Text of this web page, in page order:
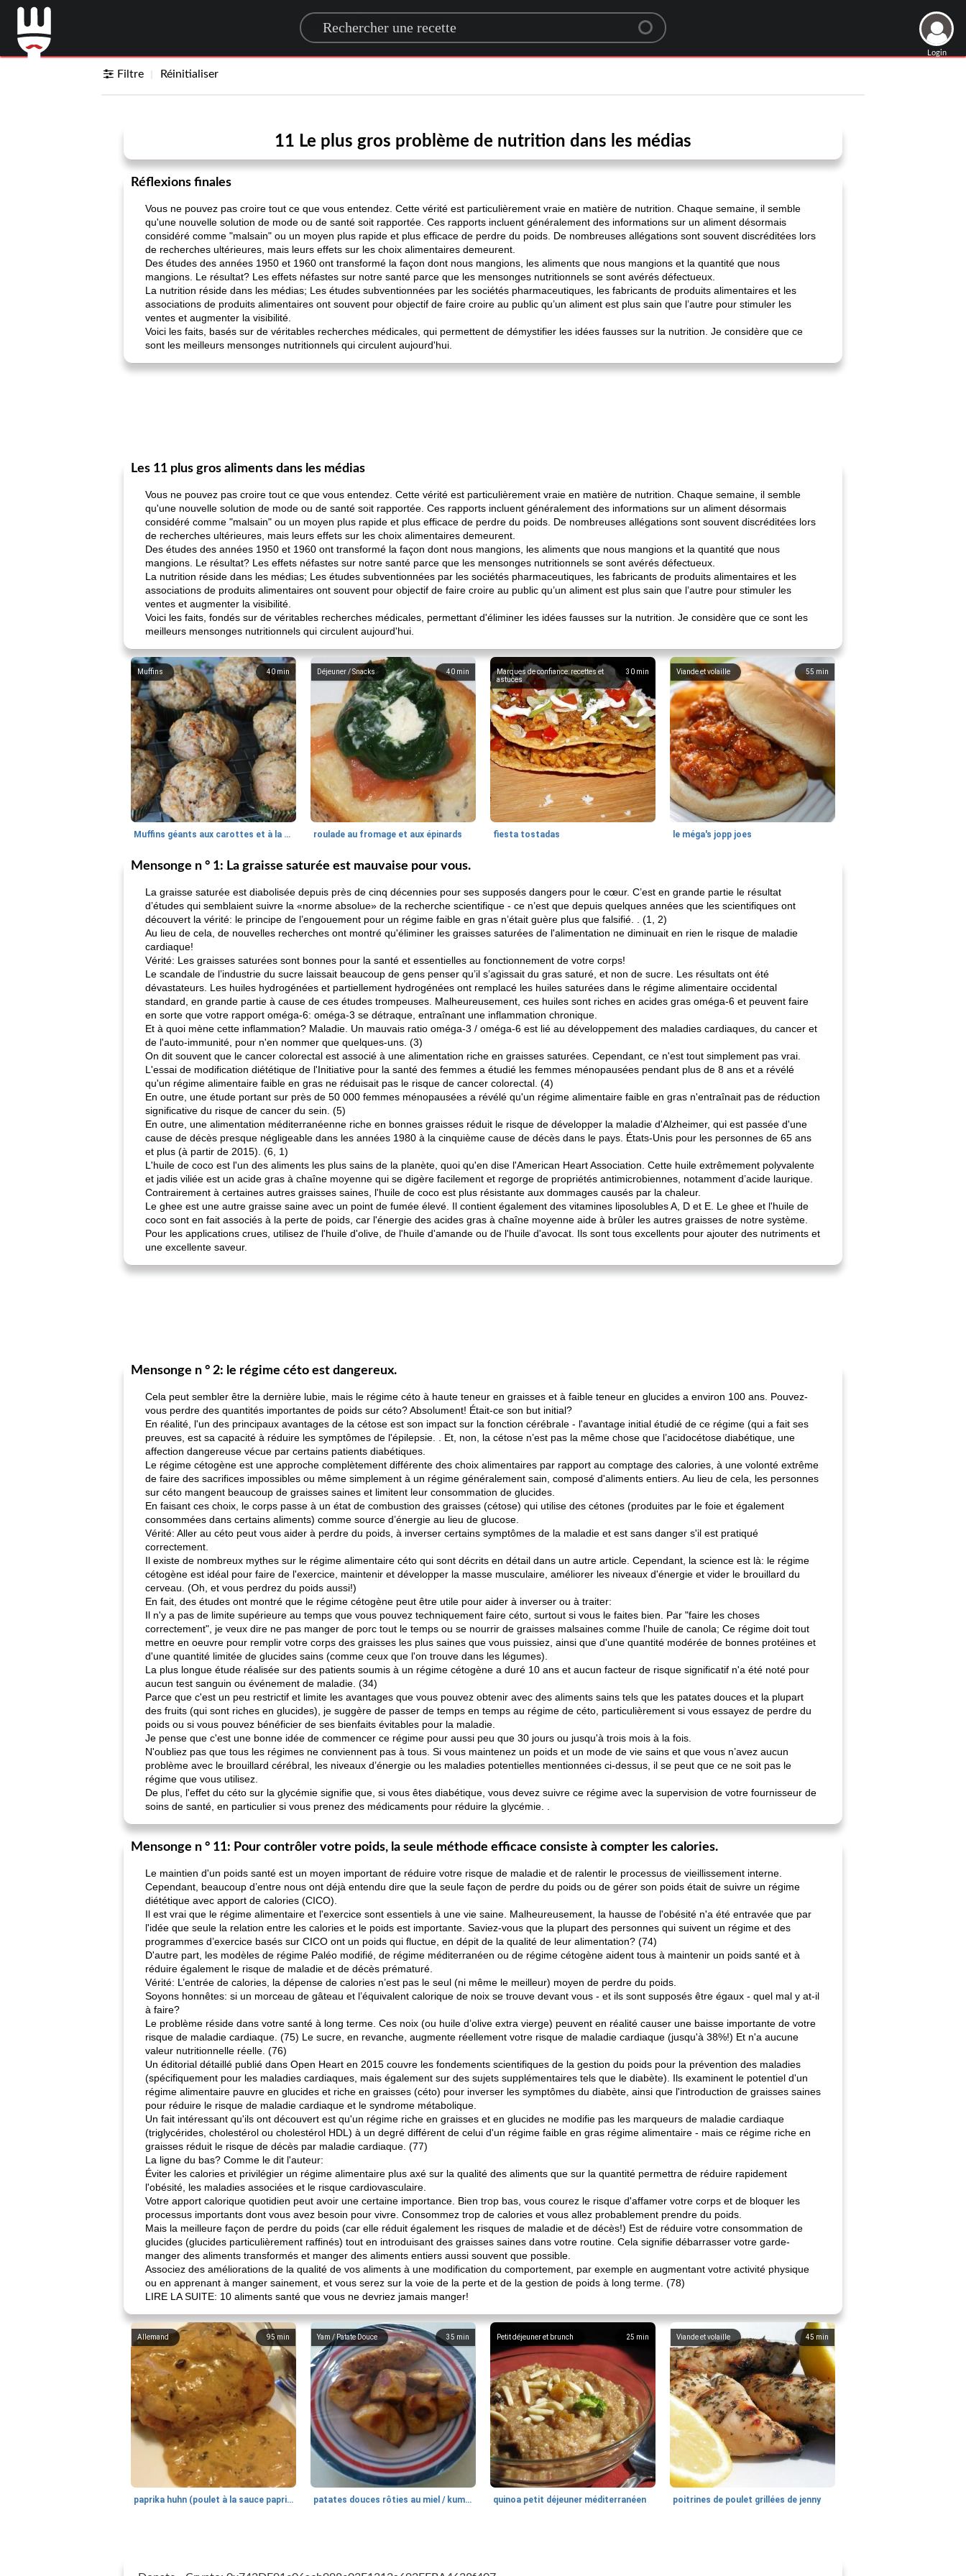
Search for a recipe
Login
Filtre Réinitialiser
11 Le plus gros problème de nutrition dans les médias
Réflexions finales
Vous ne pouvez pas croire tout ce que vous entendez. Cette vérité est particulièrement vraie en matière de nutrition. Chaque semaine, il semble
qu'une nouvelle solution de mode ou de santé soit rapportée. Ces rapports incluent généralement des informations sur un aliment désormais
considéré comme "malsain" ou un moyen plus rapide et plus efficace de perdre du poids. De nombreuses allégations sont souvent discréditées lors
de recherches ultérieures, mais leurs effets sur les choix alimentaires demeurent.
Des études des années 1950 et 1960 ont transformé la façon dont nous mangions, les aliments que nous mangions et la quantité que nous
mangions. Le résultat? Les effets néfastes sur notre santé parce que les mensonges nutritionnels se sont avérés défectueux.
La nutrition réside dans les médias; Les études subventionnées par les sociétés pharmaceutiques, les fabricants de produits alimentaires et les
associations de produits alimentaires ont souvent pour objectif de faire croire au public qu’un aliment est plus sain que l’autre pour stimuler les
ventes et augmenter la visibilité.
Voici les faits, basés sur de véritables recherches médicales, qui permettent de démystifier les idées fausses sur la nutrition. Je considère que ce
sont les meilleurs mensonges nutritionnels qui circulent aujourd'hui.
Les 11 plus gros aliments dans les médias
Vous ne pouvez pas croire tout ce que vous entendez. Cette vérité est particulièrement vraie en matière de nutrition. Chaque semaine, il semble
qu'une nouvelle solution de mode ou de santé soit rapportée. Ces rapports incluent généralement des informations sur un aliment désormais
considéré comme "malsain" ou un moyen plus rapide et plus efficace de perdre du poids. De nombreuses allégations sont souvent discréditées lors
de recherches ultérieures, mais leurs effets sur les choix alimentaires demeurent.
Des études des années 1950 et 1960 ont transformé la façon dont nous mangions, les aliments que nous mangions et la quantité que nous
mangions. Le résultat? Les effets néfastes sur notre santé parce que les mensonges nutritionnels se sont avérés défectueux.
La nutrition réside dans les médias; Les études subventionnées par les sociétés pharmaceutiques, les fabricants de produits alimentaires et les
associations de produits alimentaires ont souvent pour objectif de faire croire au public qu’un aliment est plus sain que l’autre pour stimuler les
ventes et augmenter la visibilité.
Voici les faits, fondés sur de véritables recherches médicales, permettant d'éliminer les idées fausses sur la nutrition. Je considère que ce sont les
meilleurs mensonges nutritionnels qui circulent aujourd'hui.
40 min
Muffins
Muffins géants aux carottes et à la banane de Nif
40 min
Déjeuner / Snacks
roulade au fromage et aux épinards
30 min
Marques de confiance: recettes et
astuces
fiesta tostadas
55 min
Viande et volaille
le méga's jopp joes
Mensonge n ° 1: La graisse saturée est mauvaise pour vous.
La graisse saturée est diabolisée depuis près de cinq décennies pour ses supposés dangers pour le cœur. C’est en grande partie le résultat
d’études qui semblaient suivre la «norme absolue» de la recherche scientifique - ce n’est que depuis quelques années que les scientifiques ont
découvert la vérité: le principe de l’engouement pour un régime faible en gras n’était guère plus que falsifié. . (1, 2)
Au lieu de cela, de nouvelles recherches ont montré qu'éliminer les graisses saturées de l'alimentation ne diminuait en rien le risque de maladie
cardiaque!
Vérité: Les graisses saturées sont bonnes pour la santé et essentielles au fonctionnement de votre corps!
Le scandale de l’industrie du sucre laissait beaucoup de gens penser qu’il s’agissait du gras saturé, et non de sucre. Les résultats ont été
dévastateurs. Les huiles hydrogénées et partiellement hydrogénées ont remplacé les huiles saturées dans le régime alimentaire occidental
standard, en grande partie à cause de ces études trompeuses. Malheureusement, ces huiles sont riches en acides gras oméga-6 et peuvent faire
en sorte que votre rapport oméga-6: oméga-3 se détraque, entraînant une inflammation chronique.
Et à quoi mène cette inflammation? Maladie. Un mauvais ratio oméga-3 / oméga-6 est lié au développement des maladies cardiaques, du cancer et
de l'auto-immunité, pour n'en nommer que quelques-uns. (3)
On dit souvent que le cancer colorectal est associé à une alimentation riche en graisses saturées. Cependant, ce n'est tout simplement pas vrai.
L'essai de modification diététique de l'Initiative pour la santé des femmes a étudié les femmes ménopausées pendant plus de 8 ans et a révélé
qu'un régime alimentaire faible en gras ne réduisait pas le risque de cancer colorectal. (4)
En outre, une étude portant sur près de 50 000 femmes ménopausées a révélé qu'un régime alimentaire faible en gras n'entraînait pas de réduction
significative du risque de cancer du sein. (5)
En outre, une alimentation méditerranéenne riche en bonnes graisses réduit le risque de développer la maladie d'Alzheimer, qui est passée d'une
cause de décès presque négligeable dans les années 1980 à la cinquième cause de décès dans le pays. États-Unis pour les personnes de 65 ans
et plus (à partir de 2015). (6, 1)
L'huile de coco est l'un des aliments les plus sains de la planète, quoi qu'en dise l'American Heart Association. Cette huile extrêmement polyvalente
et jadis viliée est un acide gras à chaîne moyenne qui se digère facilement et regorge de propriétés antimicrobiennes, notamment d’acide laurique.
Contrairement à certaines autres graisses saines, l'huile de coco est plus résistante aux dommages causés par la chaleur.
Le ghee est une autre graisse saine avec un point de fumée élevé. Il contient également des vitamines liposolubles A, D et E. Le ghee et l'huile de
coco sont en fait associés à la perte de poids, car l'énergie des acides gras à chaîne moyenne aide à brûler les autres graisses de notre système.
Pour les applications crues, utilisez de l'huile d'olive, de l'huile d'amande ou de l'huile d'avocat. Ils sont tous excellents pour ajouter des nutriments et
une excellente saveur.
Mensonge n ° 2: le régime céto est dangereux.
Cela peut sembler être la dernière lubie, mais le régime céto à haute teneur en graisses et à faible teneur en glucides a environ 100 ans. Pouvez-
vous perdre des quantités importantes de poids sur céto? Absolument! Était-ce son but initial?
En réalité, l'un des principaux avantages de la cétose est son impact sur la fonction cérébrale - l'avantage initial étudié de ce régime (qui a fait ses
preuves, est sa capacité à réduire les symptômes de l'épilepsie. . Et, non, la cétose n’est pas la même chose que l’acidocétose diabétique, une
affection dangereuse vécue par certains patients diabétiques.
Le régime cétogène est une approche complètement différente des choix alimentaires par rapport au comptage des calories, à une volonté extrême
de faire des sacrifices impossibles ou même simplement à un régime généralement sain, composé d'aliments entiers. Au lieu de cela, les personnes
sur céto mangent beaucoup de graisses saines et limitent leur consommation de glucides.
En faisant ces choix, le corps passe à un état de combustion des graisses (cétose) qui utilise des cétones (produites par le foie et également
consommées dans certains aliments) comme source d’énergie au lieu de glucose.
Vérité: Aller au céto peut vous aider à perdre du poids, à inverser certains symptômes de la maladie et est sans danger s'il est pratiqué
correctement.
Il existe de nombreux mythes sur le régime alimentaire céto qui sont décrits en détail dans un autre article. Cependant, la science est là: le régime
cétogène est idéal pour faire de l'exercice, maintenir et développer la masse musculaire, améliorer les niveaux d'énergie et vider le brouillard du
cerveau. (Oh, et vous perdrez du poids aussi!)
En fait, des études ont montré que le régime cétogène peut être utile pour aider à inverser ou à traiter:
Il n'y a pas de limite supérieure au temps que vous pouvez techniquement faire céto, surtout si vous le faites bien. Par "faire les choses
correctement", je veux dire ne pas manger de porc tout le temps ou se nourrir de graisses malsaines comme l'huile de canola; Ce régime doit tout
mettre en oeuvre pour remplir votre corps des graisses les plus saines que vous puissiez, ainsi que d'une quantité modérée de bonnes protéines et
d'une quantité limitée de glucides sains (comme ceux que l'on trouve dans les légumes).
La plus longue étude réalisée sur des patients soumis à un régime cétogène a duré 10 ans et aucun facteur de risque significatif n'a été noté pour
aucun test sanguin ou événement de maladie. (34)
Parce que c'est un peu restrictif et limite les avantages que vous pouvez obtenir avec des aliments sains tels que les patates douces et la plupart
des fruits (qui sont riches en glucides), je suggère de passer de temps en temps au régime de céto, particulièrement si vous essayez de perdre du
poids ou si vous pouvez bénéficier de ses bienfaits évitables pour la maladie.
Je pense que c'est une bonne idée de commencer ce régime pour aussi peu que 30 jours ou jusqu'à trois mois à la fois.
N'oubliez pas que tous les régimes ne conviennent pas à tous. Si vous maintenez un poids et un mode de vie sains et que vous n’avez aucun
problème avec le brouillard cérébral, les niveaux d’énergie ou les maladies potentielles mentionnées ci-dessus, il se peut que ce ne soit pas le
régime que vous utilisez.
De plus, l'effet du céto sur la glycémie signifie que, si vous êtes diabétique, vous devez suivre ce régime avec la supervision de votre fournisseur de
soins de santé, en particulier si vous prenez des médicaments pour réduire la glycémie. .
Mensonge n ° 11: Pour contrôler votre poids, la seule méthode efficace consiste à compter les calories.
Le maintien d'un poids santé est un moyen important de réduire votre risque de maladie et de ralentir le processus de vieillissement interne.
Cependant, beaucoup d’entre nous ont déjà entendu dire que la seule façon de perdre du poids ou de gérer son poids était de suivre un régime
diététique avec apport de calories (CICO).
Il est vrai que le régime alimentaire et l'exercice sont essentiels à une vie saine. Malheureusement, la hausse de l'obésité n'a été entravée que par
l'idée que seule la relation entre les calories et le poids est importante. Saviez-vous que la plupart des personnes qui suivent un régime et des
programmes d’exercice basés sur CICO ont un poids qui fluctue, en dépit de la qualité de leur alimentation? (74)
D'autre part, les modèles de régime Paléo modifié, de régime méditerranéen ou de régime cétogène aident tous à maintenir un poids santé et à
réduire également le risque de maladie et de décès prématuré.
Vérité: L’entrée de calories, la dépense de calories n’est pas le seul (ni même le meilleur) moyen de perdre du poids.
Soyons honnêtes: si un morceau de gâteau et l’équivalent calorique de noix se trouve devant vous - et ils sont supposés être égaux - quel mal y at-il
à faire?
Le problème réside dans votre santé à long terme. Ces noix (ou huile d’olive extra vierge) peuvent en réalité causer une baisse importante de votre
risque de maladie cardiaque. (75) Le sucre, en revanche, augmente réellement votre risque de maladie cardiaque (jusqu'à 38%!) Et n'a aucune
valeur nutritionnelle réelle. (76)
Un éditorial détaillé publié dans Open Heart en 2015 couvre les fondements scientifiques de la gestion du poids pour la prévention des maladies
(spécifiquement pour les maladies cardiaques, mais également sur des sujets supplémentaires tels que le diabète). Ils examinent le potentiel d'un
régime alimentaire pauvre en glucides et riche en graisses (céto) pour inverser les symptômes du diabète, ainsi que l'introduction de graisses saines
pour réduire le risque de maladie cardiaque et le syndrome métabolique.
Un fait intéressant qu'ils ont découvert est qu'un régime riche en graisses et en glucides ne modifie pas les marqueurs de maladie cardiaque
(triglycérides, cholestérol ou cholestérol HDL) à un degré différent de celui d'un régime faible en gras régime alimentaire - mais ce régime riche en
graisses réduit le risque de décès par maladie cardiaque. (77)
La ligne du bas? Comme le dit l'auteur:
Éviter les calories et privilégier un régime alimentaire plus axé sur la qualité des aliments que sur la quantité permettra de réduire rapidement
l'obésité, les maladies associées et le risque cardiovasculaire.
Votre apport calorique quotidien peut avoir une certaine importance. Bien trop bas, vous courez le risque d'affamer votre corps et de bloquer les
processus importants dont vous avez besoin pour vivre. Consommez trop de calories et vous allez probablement prendre du poids.
Mais la meilleure façon de perdre du poids (car elle réduit également les risques de maladie et de décès!) Est de réduire votre consommation de
glucides (glucides particulièrement raffinés) tout en introduisant des graisses saines dans votre routine. Cela signifie débarrasser votre garde-
manger des aliments transformés et manger des aliments entiers aussi souvent que possible.
Associez des améliorations de la qualité de vos aliments à une modification du comportement, par exemple en augmentant votre activité physique
ou en apprenant à manger sainement, et vous serez sur la voie de la perte et de la gestion de poids à long terme. (78)
LIRE LA SUITE: 10 aliments santé que vous ne devriez jamais manger!
95min
Allemand
paprika huhn (poulet à la sauce paprika).
35 min
Yam / Patate Douce
patates douces rôties au miel / kumara
25 min
Petit déjeuner et brunch
quinoa petit déjeuner méditerranéen
45 min
Viande et volaille
poitrines de poulet grillées de jenny